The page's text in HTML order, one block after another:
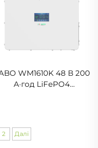
використання
WM1610K 48 В 200
А·год LiFePO4
Літієва батарея
Стіна живлення
2 Далі